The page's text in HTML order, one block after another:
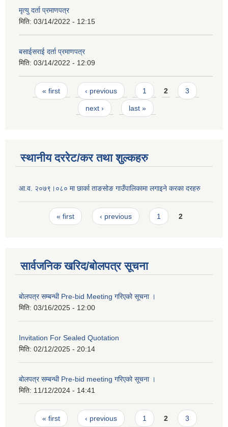
मृत्यु दर्ता प्रमाणपत्र
मिति: 03/14/2022 - 12:15
बसाईसराई दर्ता प्रमाणपत्र
मिति: 03/14/2022 - 12:09
Pages
« first ‹ previous 1 2 3
next › last »
स्थानीय दररेट/कर तथा शुल्कहरु
आ.व. २०७९।०८० मा छार्का ताङसोङ गाउँपालिकामा लगाइने करका दरहरु
Pages« first ‹ previous 1 2
सार्वजनिक खरिद/बोलपत्र सूचना
बोलपत्र सम्बन्धी Pre-bid Meeting गरिएको सूचना ।
मिति: 03/16/2025 - 12:00
Invitation For Sealed Quotation
मिति: 02/12/2025 - 20:14
बोलपत्र सम्बन्धी Pre-bid meeting गरिएको सूचना ।
मिति: 11/12/2024 - 14:41
Pages
« first ‹ previous 1 2 3